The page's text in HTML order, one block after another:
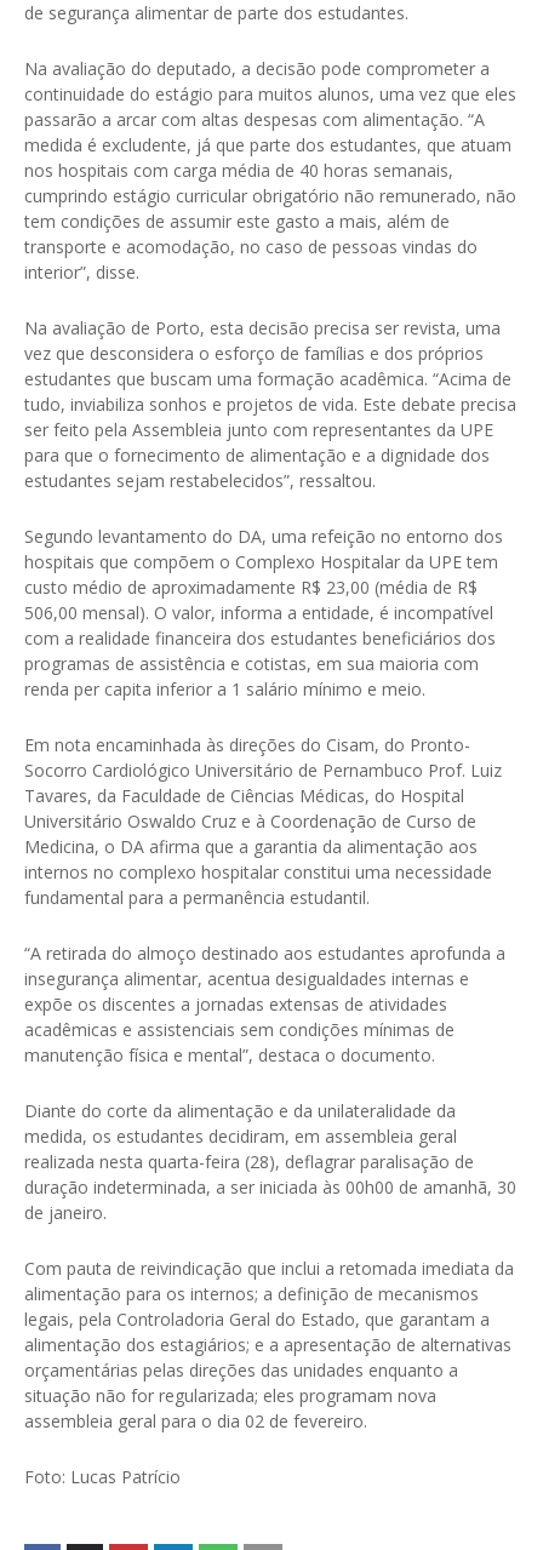
de segurança alimentar de parte dos estudantes.
Na avaliação do deputado, a decisão pode comprometer a
continuidade do estágio para muitos alunos, uma vez que eles
passarão a arcar com altas despesas com alimentação. “A
medida é excludente, já que parte dos estudantes, que atuam
nos hospitais com carga média de 40 horas semanais,
cumprindo estágio curricular obrigatório não remunerado, não
tem condições de assumir este gasto a mais, além de
transporte e acomodação, no caso de pessoas vindas do
interior”, disse.
Na avaliação de Porto, esta decisão precisa ser revista, uma
vez que desconsidera o esforço de famílias e dos próprios
estudantes que buscam uma formação acadêmica. “Acima de
tudo, inviabiliza sonhos e projetos de vida. Este debate precisa
ser feito pela Assembleia junto com representantes da UPE
para que o fornecimento de alimentação e a dignidade dos
estudantes sejam restabelecidos”, ressaltou.
Segundo levantamento do DA, uma refeição no entorno dos
hospitais que compõem o Complexo Hospitalar da UPE tem
custo médio de aproximadamente R$ 23,00 (média de R$
506,00 mensal). O valor, informa a entidade, é incompatível
com a realidade financeira dos estudantes beneficiários dos
programas de assistência e cotistas, em sua maioria com
renda per capita inferior a 1 salário mínimo e meio.
Em nota encaminhada às direções do Cisam, do Pronto-
Socorro Cardiológico Universitário de Pernambuco Prof. Luiz
Tavares, da Faculdade de Ciências Médicas, do Hospital
Universitário Oswaldo Cruz e à Coordenação de Curso de
Medicina, o DA afirma que a garantia da alimentação aos
internos no complexo hospitalar constitui uma necessidade
fundamental para a permanência estudantil.
“A retirada do almoço destinado aos estudantes aprofunda a
insegurança alimentar, acentua desigualdades internas e
expõe os discentes a jornadas extensas de atividades
acadêmicas e assistenciais sem condições mínimas de
manutenção física e mental”, destaca o documento.
Diante do corte da alimentação e da unilateralidade da
medida, os estudantes decidiram, em assembleia geral
realizada nesta quarta-feira (28), deflagrar paralisação de
duração indeterminada, a ser iniciada às 00h00 de amanhã, 30
de janeiro.
Com pauta de reivindicação que inclui a retomada imediata da
alimentação para os internos; a definição de mecanismos
legais, pela Controladoria Geral do Estado, que garantam a
alimentação dos estagiários; e a apresentação de alternativas
orçamentárias pelas direções das unidades enquanto a
situação não for regularizada; eles programam nova
assembleia geral para o dia 02 de fevereiro.
Foto: Lucas Patrício